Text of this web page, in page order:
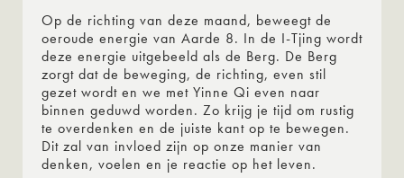
Op de richting van deze maand, beweegt de
oeroude energie van Aarde 8. In de I-Tjing wordt
deze energie uitgebeeld als de Berg. De Berg
zorgt dat de beweging, de richting, even stil
gezet wordt en we met Yinne Qi even naar
binnen geduwd worden. Zo krijg je tijd om rustig
te overdenken en de juiste kant op te bewegen.
Dit zal van invloed zijn op onze manier van
denken, voelen en je reactie op het leven.